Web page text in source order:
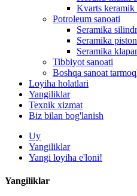
Kvarts keramik
Potroleum sanoati
Seramika
Seramika piston
Seramika
Tibbiyot sanoati
Boshqa sanoat
Loyiha holatlari
Yangiliklar
Texnik xizmat
Biz bilan bog'lanish
Uy
Yangiliklar
Yangi loyiha e'loni!
Yangiliklar